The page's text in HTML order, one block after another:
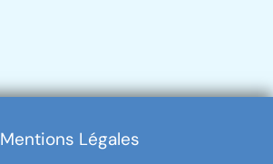
Mentions Légales